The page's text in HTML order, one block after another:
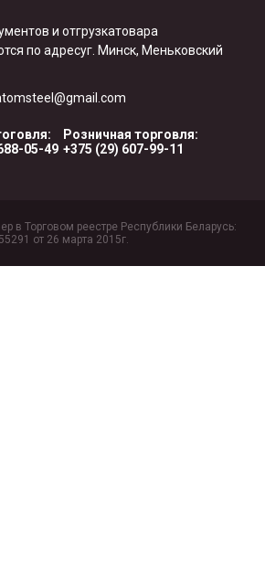
и отгрузкатовара
по адресуг. Минск, Меньковский
05-49
Розничная торговля:
+375 (29) 607-99-11
в Торговом реестре Республики Беларусь:
от 26 марта 2015г.